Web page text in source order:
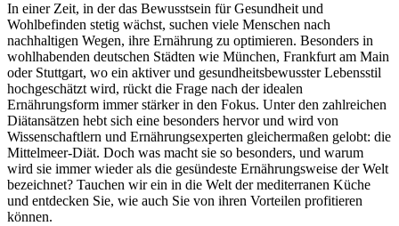
In einer Zeit, in der das Bewusstsein für Gesundheit und
Wohlbefinden stetig wächst, suchen viele Menschen nach
nachhaltigen Wegen, ihre Ernährung zu optimieren. Besonders in
wohlhabenden deutschen Städten wie München, Frankfurt am Main
oder Stuttgart, wo ein aktiver und gesundheitsbewusster Lebensstil
hochgeschätzt wird, rückt die Frage nach der idealen
Ernährungsform immer stärker in den Fokus. Unter den zahlreichen
Diätansätzen hebt sich eine besonders hervor und wird von
Wissenschaftlern und Ernährungsexperten gleichermaßen gelobt: die
Mittelmeer-Diät. Doch was macht sie so besonders, und warum
wird sie immer wieder als die gesündeste Ernährungsweise der Welt
bezeichnet? Tauchen wir ein in die Welt der mediterranen Küche
und entdecken Sie, wie auch Sie von ihren Vorteilen profitieren
können.